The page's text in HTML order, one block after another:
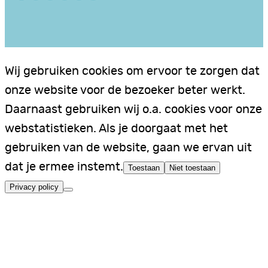
Wij gebruiken cookies om ervoor te zorgen dat
onze website voor de bezoeker beter werkt.
Daarnaast gebruiken wij o.a. cookies voor onze
webstatistieken. Als je doorgaat met het
gebruiken van de website, gaan we ervan uit
dat je ermee instemt. Toestaan Niet toestaan
Privacy policy